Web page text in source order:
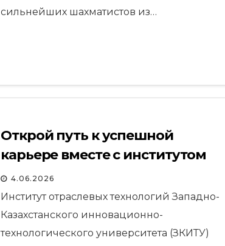
сильнейших шахматистов из…
Открой путь к успешной
карьере вместе с институтом
отраслевых технологий ЗКИТУ
4.06.2026
Институт отраслевых технологий Западно-
Казахстанского инновационно-
технологического университета (ЗКИТУ)